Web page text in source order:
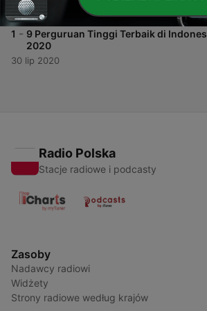
06 sie 2020
1 - 9 Perguruan Tinggi Terbaik di
2020
30 lip 2020
Radio Polska
Stacje radiowe i podcasty
Zasoby
Nadawcy radiowi
Widżety
Strony radiowe według krajów